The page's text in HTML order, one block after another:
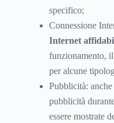
specifico;
Connessione
Internet
funzionamento, il
per alcune
Pubblicità:
pubblicità
essere mostrate